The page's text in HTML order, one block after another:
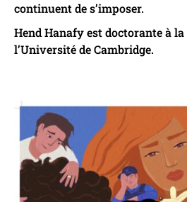
continuent de s’imposer.
Hend Hanafy est doctorante à
l’Université de Cambridge.